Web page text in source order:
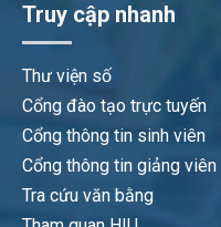
Truy cập nhanh
Thư viện số
Cổng đào tạo trực tuyến
Cổng thông tin sinh viên
Cổng thông tin giảng viên
Tra cứu văn bằng